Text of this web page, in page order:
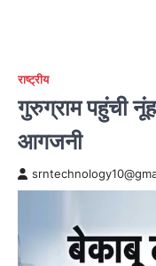
राष्ट्रीय
गुरुग्राम पहुंची
आगजनी